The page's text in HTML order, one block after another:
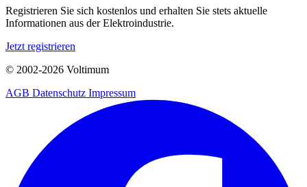
Registrieren Sie sich kostenlos und erhalten Sie stets aktuelle
Informationen aus der Elektroindustrie.
Jetzt registrieren
© 2002-2026 Voltimum
AGB Datenschutz Impressum